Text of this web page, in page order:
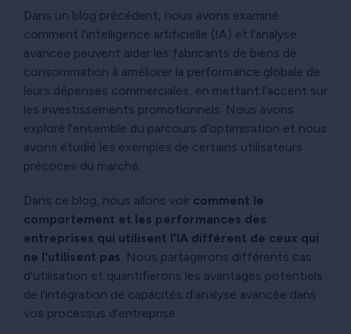
Dans un blog précédent, nous avons examiné
comment l'intelligence artificielle (IA) et l'analyse
avancée peuvent aider les fabricants de biens de
consommation à améliorer la performance globale de
leurs dépenses commerciales, en mettant l'accent sur
les investissements promotionnels. Nous avons
exploré l'ensemble du parcours d'optimisation et nous
avons étudié les exemples de certains utilisateurs
précoces du marché.
Dans ce blog, nous allons voir comment le
comportement et les performances des
entreprises qui utilisent l'IA diffèrent de ceux qui
ne l'utilisent pas. Nous partagerons différents cas
d'utilisation et quantifierons les avantages potentiels
de l'intégration de capacités d'analyse avancée dans
vos processus d'entreprise.